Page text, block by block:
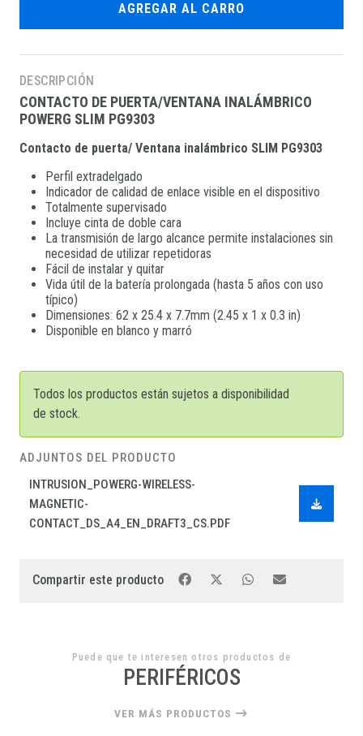
AGREGAR AL CARRO
DESCRIPCIÓN
CONTACTO DE PUERTA/VENTANA INALÁMBRICO
POWERG SLIM PG9303
Contacto de puerta/ Ventana inalámbrico SLIM PG9303
Perfil extradelgado
Indicador de calidad de enlace visible en el dispositivo
Totalmente supervisado
Incluye cinta de doble cara
La transmisión de largo alcance permite instalaciones sin
necesidad de utilizar repetidoras
Fácil de instalar y quitar
Vida útil de la batería prolongada (hasta 5 años con uso
típico)
Dimensiones: 62 x 25.4 x 7.7mm (2.45 x 1 x 0.3 in)
Disponible en blanco y marró
Todos los productos están sujetos a disponibilidad
de stock.
ADJUNTOS DEL PRODUCTO
INTRUSION_POWERG-WIRELESS-
MAGNETIC-
CONTACT_DS_A4_EN_DRAFT3_CS.PDF
Compartir este producto
Puede que te interesen otros productos de
PERIFÉRICOS
VER MÁS PRODUCTOS